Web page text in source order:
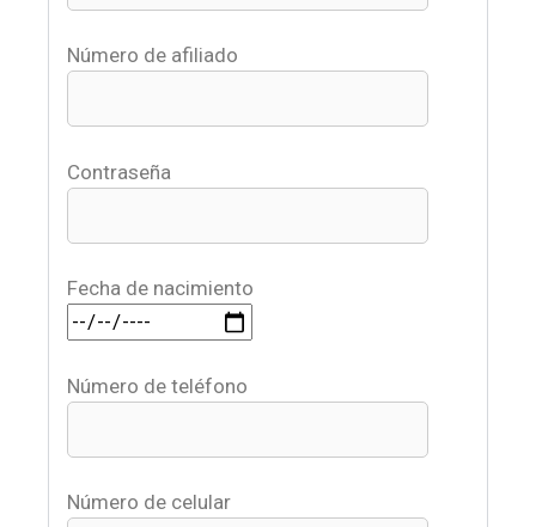
Número de afiliado
Contraseña
Fecha de nacimiento
Número de teléfono
Número de celular